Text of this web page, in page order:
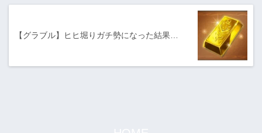
【グラブル】ヒヒ堀りガチ勢になった結果…